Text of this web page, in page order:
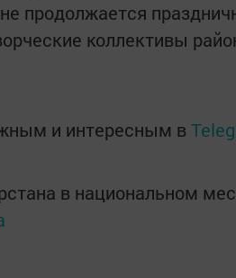
продолжается
коллективы
и интересным в
в национальном